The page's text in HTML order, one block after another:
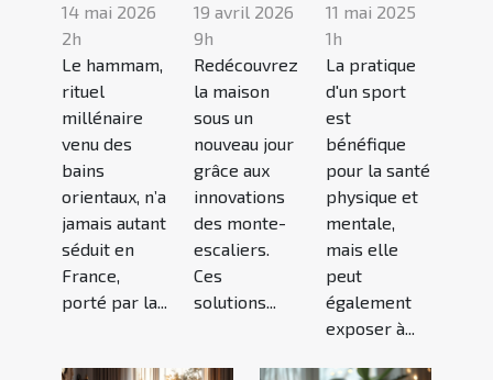
14 mai 2026
2h
Le hammam,
rituel
millénaire
venu des
bains
orientaux, n’a
jamais autant
séduit en
France,
porté par la...
19 avril 2026
9h
Redécouvrez
la maison
sous un
nouveau jour
grâce aux
innovations
des monte-
escaliers.
Ces
solutions...
11 mai 2025
1h
La pratique
d'un sport
est
bénéfique
pour la santé
physique et
mentale,
mais elle
peut
également
exposer à...